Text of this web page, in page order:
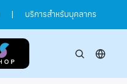
| บริการสำหรับบุคลากร